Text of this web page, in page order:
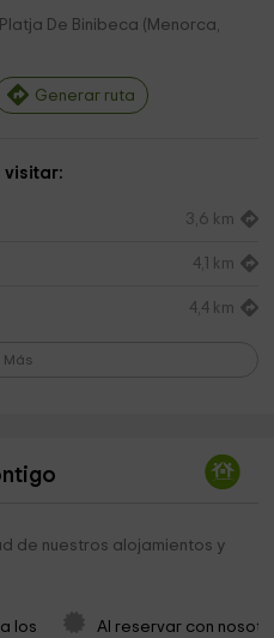
Platja De Binibeca ( Menorca,
Generar ruta
visitar:
3,6 km
4,1 km
4,4 km
6,8 km
Más
de nuestros alojamientos y
los
Al reservar con